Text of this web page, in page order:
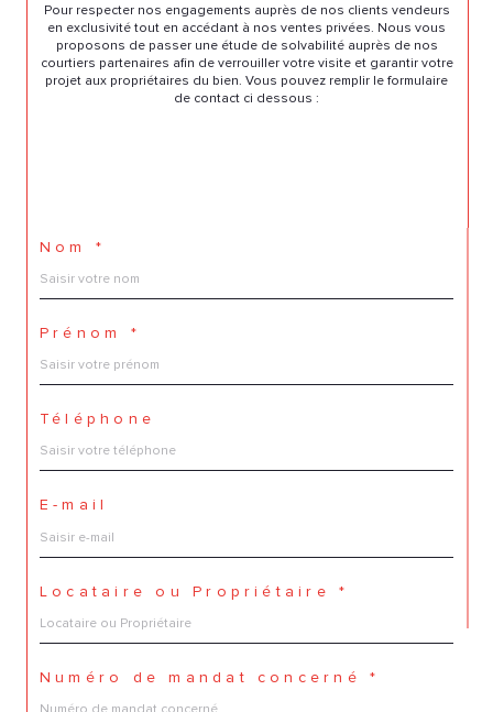
Pour respecter nos engagements auprès de nos clients vendeurs
en exclusivité tout en accédant à nos ventes privées. Nous vous
proposons de passer une étude de solvabilité auprès de nos
courtiers partenaires afin de verrouiller votre visite et garantir votre
projet aux propriétaires du bien. Vous pouvez remplir le formulaire
de contact ci dessous :
Nom *
Prénom *
Téléphone
E-mail
Locataire ou Propriétaire *
Numéro de mandat concerné *